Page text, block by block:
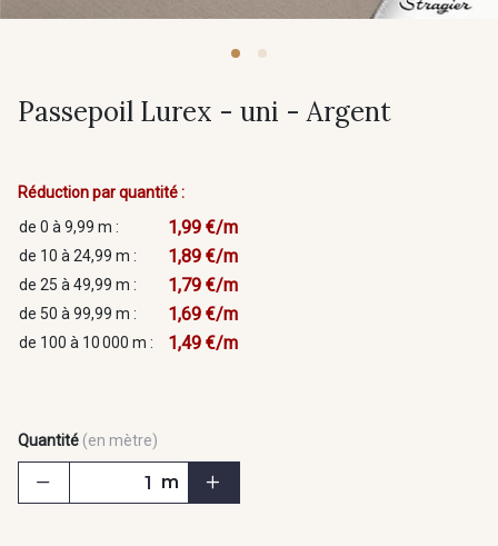
Passepoil Lurex - uni - Argent
Réduction par quantité :
de 0 à 9,99 m :
1,99 €/m
de 10 à 24,99 m : 1,89 €/m
de 25 à 49,99 m : 1,79 €/m
de 50 à 99,99 m : 1,69 €/m
de 100 à 10 000 m : 1,49 €/m
Quantité (en mètre)
m